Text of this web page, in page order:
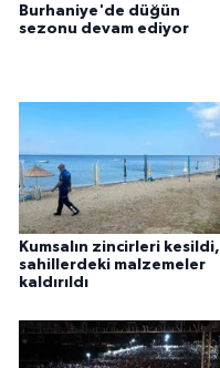
Burhaniye'de düğün
sezonu devam ediyor
Kumsalın zincirleri kesildi,
sahillerdeki malzemeler
kaldırıldı